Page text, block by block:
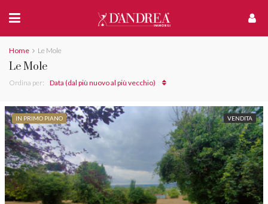
Home Le Mole
Le Mole
Ordina per: Data (dal più nuovo al più vecchio)
IN PRIMO PIANO VENDITA